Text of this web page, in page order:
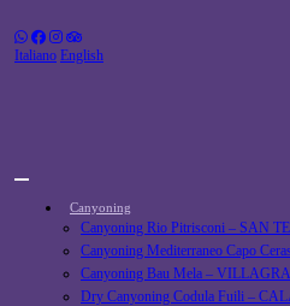
content
Italiano English
Canyoning
Canyoning Rio Pitrisconi – SAN
Canyoning Mediterraneo Capo
Canyoning Bau Mela –
Dry Canyoning Codula Fuili –